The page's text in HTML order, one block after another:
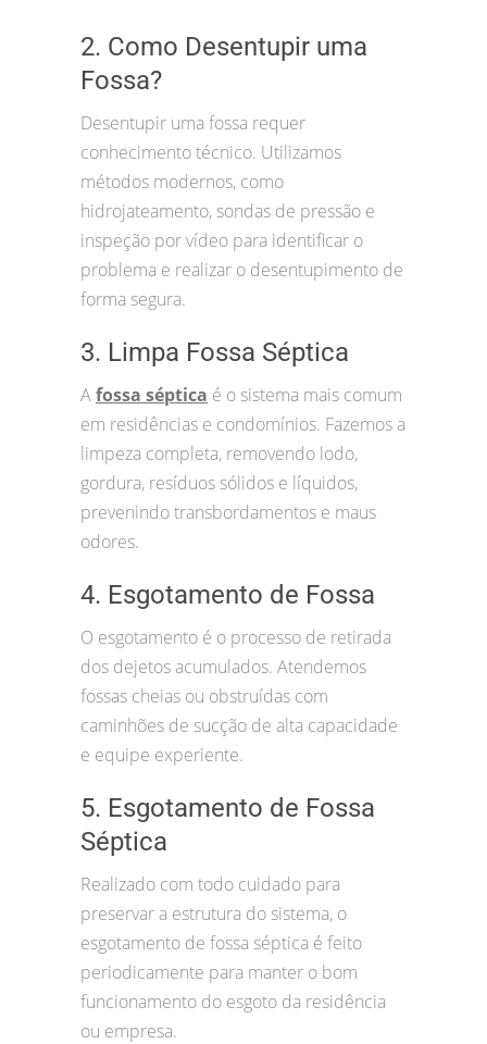
2. Como Desentupir uma
Fossa?
Desentupir uma fossa requer
conhecimento técnico. Utilizamos
métodos modernos, como
hidrojateamento, sondas de pressão e
inspeção por vídeo para identificar o
problema e realizar o desentupimento de
forma segura.
3. Limpa Fossa Séptica
Afossa séptica é o sistema mais comum
em residências e condomínios. Fazemos a
limpeza completa, removendo lodo,
gordura, resíduos sólidos e líquidos,
prevenindo transbordamentos e maus
odores.
4. Esgotamento de Fossa
O esgotamento é o processo de retirada
dos dejetos acumulados. Atendemos
fossas cheias ou obstruídas com
caminhões de sucção de alta capacidade
e equipe experiente.
5. Esgotamento de Fossa
Séptica
Realizado com todo cuidado para
preservar a estrutura do sistema, o
esgotamento de fossa séptica é feito
periodicamente para manter o bom
funcionamento do esgoto da residência
ou empresa.